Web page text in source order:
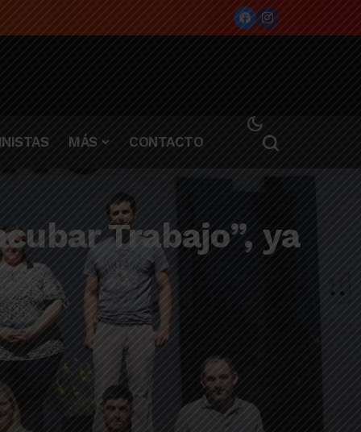
MÁS CONTACTO
Trabajo”, ya